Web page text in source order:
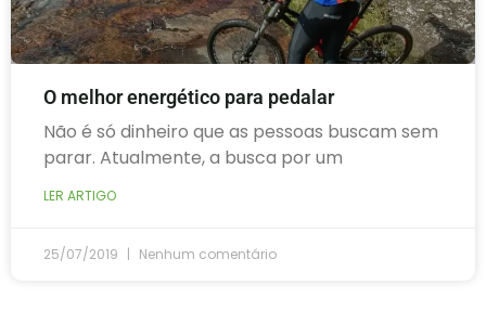
O melhor energético para pedalar
Não é só dinheiro que as pessoas buscam sem
parar. Atualmente, a busca por um
LER ARTIGO
25/07/2019 Nenhum comentário